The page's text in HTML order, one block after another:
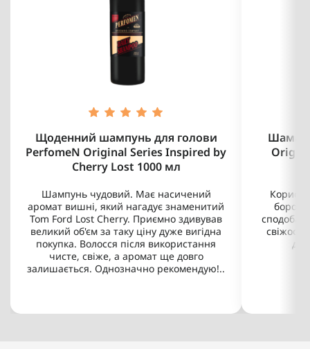
Щоденний шампунь для голови
PerfomeN Original Series Inspired by
Cherry Lost 1000 мл
Шампунь чудовий. Має насичений
аромат вишні, який нагадує знаменитий
Tom Ford Lost Cherry. Приємно здивував
великий об'єм за таку ціну дуже вигідна
покупка. Волосся після використання
чисте, свіже, а аромат ще довго
залишається. Однозначно рекомендую!..